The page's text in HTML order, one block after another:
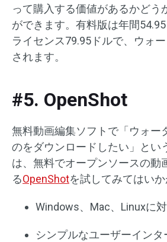
って購入する価値があるかどう
ができます。有料版は年間
ライセンス79.95ドルで、ウォ
されます。
#5. OpenShot
無料動画編集ソフトで「ウォー
のをダウンロードしたい」とい
は、無料でオープンソースの動
るOpenShotを試してみてはいか
Windows、Mac、Linuxに対
シンプルなユーザーイン